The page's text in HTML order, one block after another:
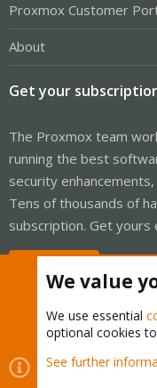
Proxmox Customer
About
Get your
The Proxmox team
running the best
security
Tens of thousands of
subscription. Get yours
Cookies
Proxmox
We value
We use essential
optional cookies
See further